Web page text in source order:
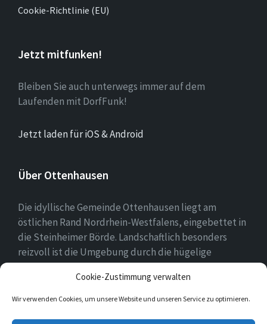
Cookie-Zustimmung verwalten
Wir verwenden Cookies, um unsere Website und unseren Service zu optimieren.
Cookie-Richtlinie (EU)
Jetzt mitfunken!
Bleiben Sie auch unterwegs immer auf dem
Laufenden mit DorfFunk!
Jetzt laden für iOS & Android
Über Ottenhausen
Die idyllische Gemeinde Ottenhausen liegt am
östlichen Rand Nordrhein-Westfalens, eingebettet in
die Steinheimer Börde. Landschaftlich besonders
reizvoll ist die Umgebung durch die hügelige
Landschaft des naheliegenden Eggegebirges als
Ausläufer des Teutoburger Waldes.